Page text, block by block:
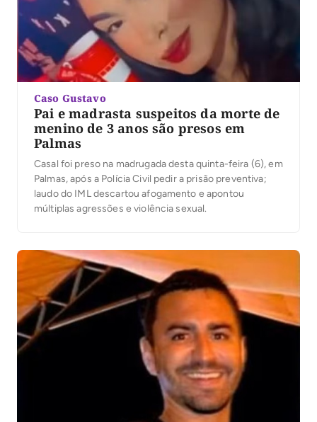
Caso Gustavo
Pai e madrasta suspeitos da morte de
menino de 3 anos são presos em
Palmas
Casal foi preso na madrugada desta quinta-feira (6), em
Palmas, após a Polícia Civil pedir a prisão preventiva;
laudo do IML descartou afogamento e apontou
múltiplas agressões e violência sexual.